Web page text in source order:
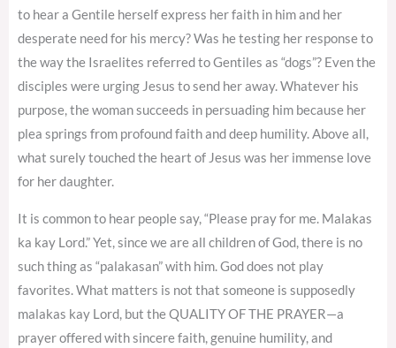
to hear a Gentile herself express her faith in him and her
desperate need for his mercy? Was he testing her response to
the way the Israelites referred to Gentiles as “dogs”? Even the
disciples were urging Jesus to send her away. Whatever his
purpose, the woman succeeds in persuading him because her
plea springs from profound faith and deep humility. Above all,
what surely touched the heart of Jesus was her immense love
for her daughter.
It is common to hear people say, “Please pray for me. Malakas
ka kay Lord.” Yet, since we are all children of God, there is no
such thing as “palakasan” with him. God does not play
favorites. What matters is not that someone is supposedly
malakas kay Lord, but the QUALITY OF THE PRAYER—a
prayer offered with sincere faith, genuine humility, and